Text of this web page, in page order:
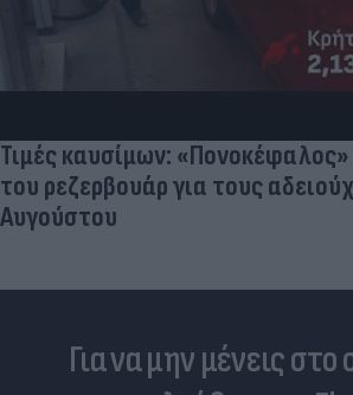
Skin dysmorphia: Όταν η εμμονή
δέρμα αποτελεί πρόβλημα
Για να μην μένεις στο